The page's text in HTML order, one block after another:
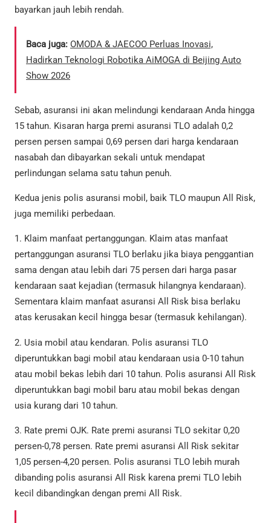
bayarkan jauh lebih rendah.
Baca juga: OMODA & JAECOO Perluas Inovasi,
Hadirkan Teknologi Robotika AiMOGA di Beijing Auto
Show 2026
Sebab, asuransi ini akan melindungi kendaraan Anda hingga
15 tahun. Kisaran harga premi asuransi TLO adalah 0,2
persen persen sampai 0,69 persen dari harga kendaraan
nasabah dan dibayarkan sekali untuk mendapat
perlindungan selama satu tahun penuh.
Kedua jenis polis asuransi mobil, baik TLO maupun All Risk,
juga memiliki perbedaan.
1. Klaim manfaat pertanggungan. Klaim atas manfaat
pertanggungan asuransi TLO berlaku jika biaya penggantian
sama dengan atau lebih dari 75 persen dari harga pasar
kendaraan saat kejadian (termasuk hilangnya kendaraan).
Sementara klaim manfaat asuransi All Risk bisa berlaku
atas kerusakan kecil hingga besar (termasuk kehilangan).
2. Usia mobil atau kendaran. Polis asuransi TLO
diperuntukkan bagi mobil atau kendaraan usia 0-10 tahun
atau mobil bekas lebih dari 10 tahun. Polis asuransi All Risk
diperuntukkan bagi mobil baru atau mobil bekas dengan
usia kurang dari 10 tahun.
3. Rate premi OJK. Rate premi asuransi TLO sekitar 0,20
persen-0,78 persen. Rate premi asuransi All Risk sekitar
1,05 persen-4,20 persen. Polis asuransi TLO lebih murah
dibanding polis asuransi All Risk karena premi TLO lebih
kecil dibandingkan dengan premi All Risk.